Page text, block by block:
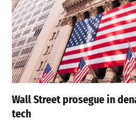
Wall Street prosegue in
tech